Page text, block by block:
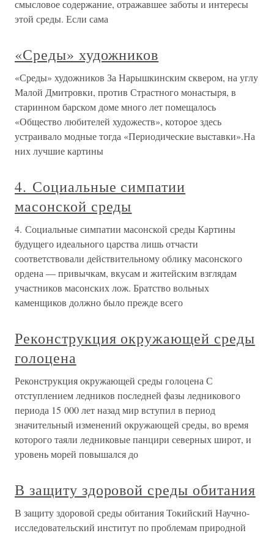
смысловое содержание, отражавшее заботы и интересы
этой среды. Если сама
«Среды» художников
«Среды» художников За Нарышкинским сквером, на углу
Малой Дмитровки, против Страстного монастыря, в
старинном барском доме много лет помещалось
«Общество любителей художеств», которое здесь
устраивало модные тогда «Периодические выставки».На
них лучшие картины
4. Социальные симпатии
масонской среды
4. Социальные симпатии масонской среды Картины
будущего идеального царства лишь отчасти
соответствовали действительному облику масонского
ордена — привычкам, вкусам и житейским взглядам
участников масонских лож. Братство вольных
каменщиков должно было прежде всего
Реконструкция окружающей среды
голоцена
Реконструкция окружающей среды голоцена С
отступлением ледников последней фазы ледникового
периода 15 000 лет назад мир вступил в период
значительный изменений окружающей среды, во время
которого таяли ледниковые панцири северных широт, и
уровень морей повышался до
В защиту здоровой среды обитания
В защиту здоровой среды обитания Токийский Научно-
исследовательский институт по проблемам природной